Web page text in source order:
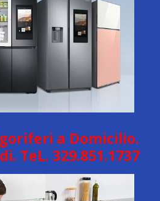
a Domicilio.
TeL. 329.851.1737